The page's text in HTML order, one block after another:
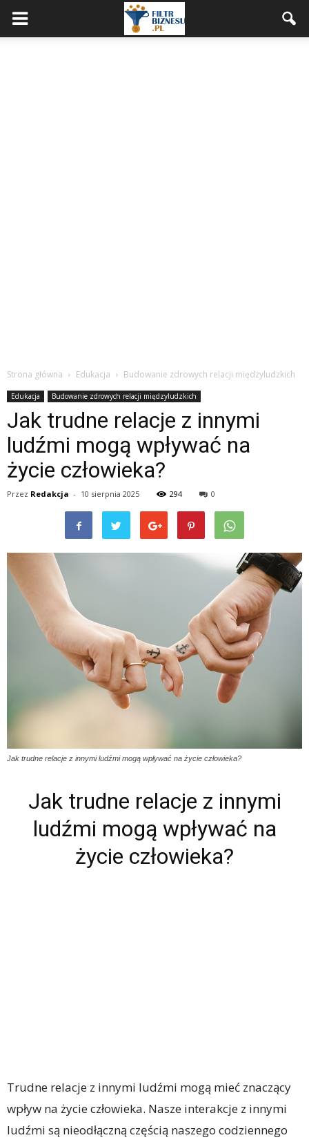
Strona główna Edukacja Budowanie zdrowych relacji międzyludzkich
Edukacja Budowanie zdrowych relacji międzyludzkich
Jak trudne relacje z innymi
ludźmi mogą wpływać na
życie człowieka?
Przez Redakcja - 10 sierpnia 2025 294 0
Jak trudne relacje z innymi ludźmi mogą wpływać na życie człowieka?
Jak trudne relacje z innymi
ludźmi mogą wpływać na
życie człowieka?
Trudne relacje z innymi ludźmi mogą mieć znaczący
wpływ na życie człowieka. Nasze interakcje z innymi
ludźmi są nieodłączną częścią naszego codziennego